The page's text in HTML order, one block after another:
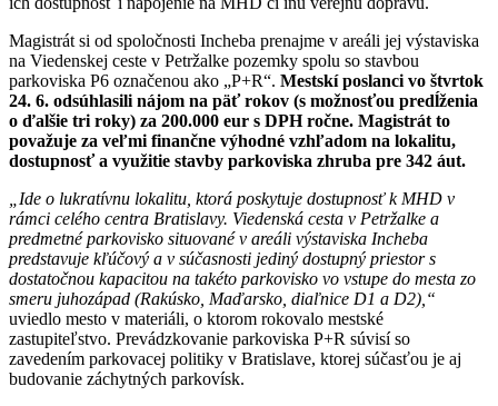
Magistrát si od spoločnosti Incheba prenajme v areáli jej výstaviska
na Viedenskej ceste v Petržalke pozemky spolu so stavbou
parkoviska P6 označenou ako „P+R“. Mestskí poslanci vo štvrtok
24. 6. odsúhlasili nájom na päť rokov (s možnosťou predĺženia
o ďalšie tri roky) za 200.000 eur s DPH ročne. Magistrát to
považuje za veľmi finančne výhodné vzhľadom na lokalitu,
dostupnosť a využitie stavby parkoviska zhruba pre 342 áut.
„Ide o lukratívnu lokalitu, ktorá poskytuje dostupnosť k MHD v
rámci celého centra Bratislavy. Viedenská cesta v Petržalke a
predmetné parkovisko situované v areáli výstaviska Incheba
predstavuje kľúčový a v súčasnosti jediný dostupný priestor s
dostatočnou kapacitou na takéto parkovisko vo vstupe do mesta zo
smeru juhozápad (Rakúsko, Maďarsko, diaľnice D1 a D2),“
uviedlo mesto v materiáli, o ktorom rokovalo mestské
zastupiteľstvo. Prevádzkovanie parkoviska P+R súvisí so
zavedením parkovacej politiky v Bratislave, ktorej súčasťou je aj
budovanie záchytných parkovísk.